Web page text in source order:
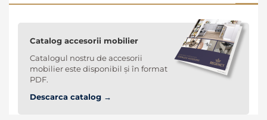
Catalog accesorii mobilier
Catalogul nostru de accesorii
mobilier este disponibil și în format
PDF.
Descarca catalog →